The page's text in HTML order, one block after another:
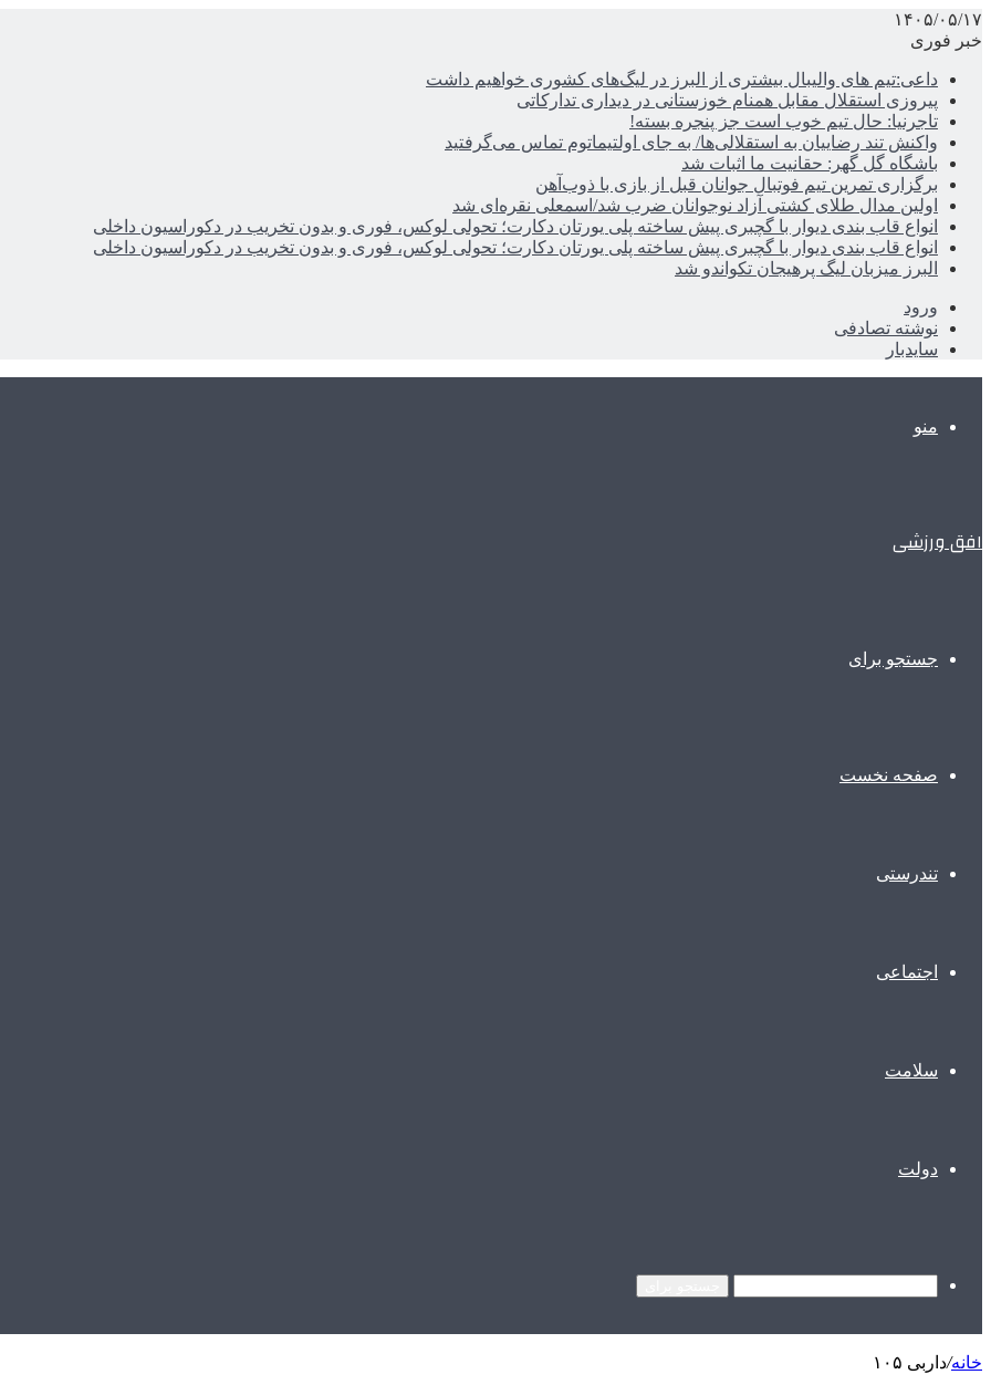
۱۴۰۵/۰۵/۱۷
خبر فوری
داعی:تیم های والیبال بیشتری از البرز در لیگ‌های کشوری خواهیم داشت
پیروزی استقلال مقابل همنام خوزستانی در دیداری تدارکاتی
تاجرنیا: حال تیم خوب است جز پنجره بسته!
واکنش تند رضاییان به استقلالی‌ها/ به جای اولتیماتوم تماس می‌گرفتید
باشگاه گل گهر: حقانیت ما اثبات شد
برگزاری تمرین تیم فوتبال جوانان قبل از بازی با ذوب‌آهن
اولین مدال طلای کشتی آزاد نوجوانان ضرب شد/اسمعلی نقره‌ای شد
انواع قاب بندی دیوار با گچبری پیش ساخته پلی یورتان دکارت؛ تحولی لوکس، فوری و بدون تخریب در دکوراسیون داخلی
انواع قاب بندی دیوار با گچبری پیش ساخته پلی یورتان دکارت؛ تحولی لوکس، فوری و بدون تخریب در دکوراسیون داخلی
البرز میزبان لیگ پرهیجان تکواندو شد
ورود
نوشته تصادفی
سایدبار
منو
افق ورزشی
جستجو برای
صفحه نخست
تندرستی
اجتماعی
سلامت
دولت
خانه/داربی ۱۰۵